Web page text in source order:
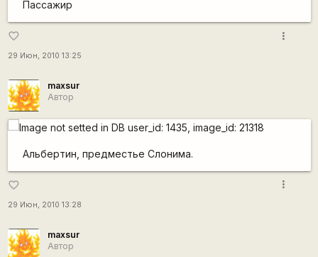
Пассажир
favorite_border
29 Июн, 2010 13:25
more_vert
maxsur
Автор
Альбертин, предместье Слонима.
favorite_border
29 Июн, 2010 13:28
more_vert
maxsur
Автор